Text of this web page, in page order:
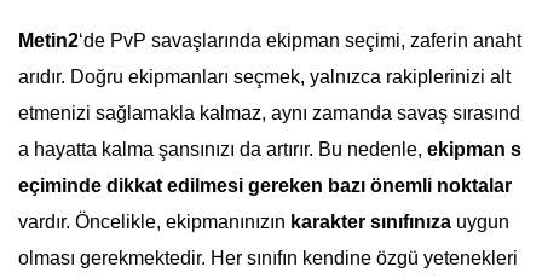
Metin2‘de PvP savaşlarında ekipman seçimi, zaferin anaht
arıdır. Doğru ekipmanları seçmek, yalnızca rakiplerinizi alt
etmenizi sağlamakla kalmaz, aynı zamanda savaş sırasınd
a hayatta kalma şansınızı da artırır. Bu nedenle, ekipman s
eçiminde dikkat edilmesi gereken bazı önemli noktalar
vardır. Öncelikle, ekipmanınızın karakter sınıfınıza uygun
olması gerekmektedir. Her sınıfın kendine özgü yetenekleri